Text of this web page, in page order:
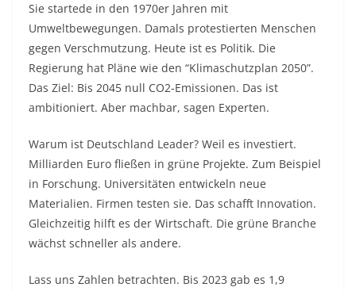
Sie startede in den 1970er Jahren mit
Umweltbewegungen. Damals protestierten Menschen
gegen Verschmutzung. Heute ist es Politik. Die
Regierung hat Pläne wie den “Klimaschutzplan 2050”.
Das Ziel: Bis 2045 null CO2-Emissionen. Das ist
ambitioniert. Aber machbar, sagen Experten.
Warum ist Deutschland Leader? Weil es investiert.
Milliarden Euro fließen in grüne Projekte. Zum Beispiel
in Forschung. Universitäten entwickeln neue
Materialien. Firmen testen sie. Das schafft Innovation.
Gleichzeitig hilft es der Wirtschaft. Die grüne Branche
wächst schneller als andere.
Lass uns Zahlen betrachten. Bis 2023 gab es 1,9